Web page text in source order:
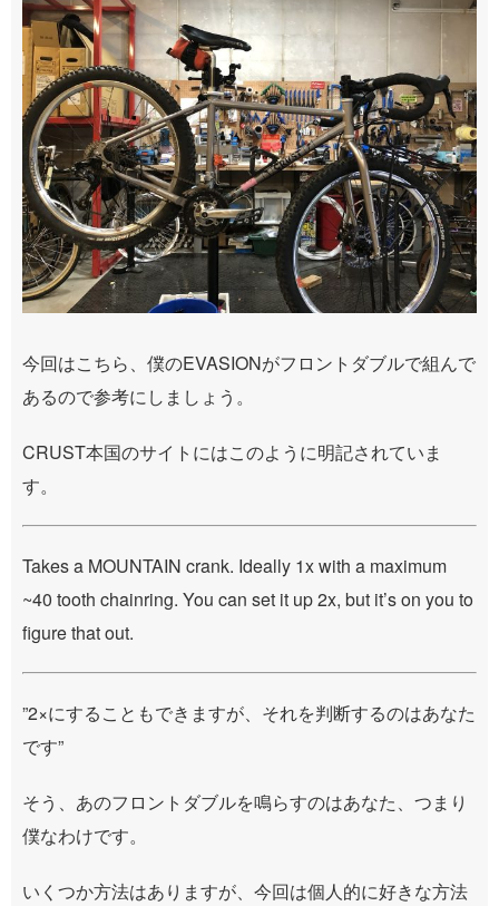
今回はこちら、僕のEVASIONがフロントダブルで組んで
あるので参考にしましょう。
CRUST本国のサイトにはこのように明記されていま
す。
Takes a MOUNTAIN crank. Ideally 1x with a maximum
~40 tooth chainring. You can set it up 2x, but it’s on you to
figure that out.
”2×にすることもできますが、それを判断するのはあなた
です”
そう、あのフロントダブルを鳴らすのはあなた、つまり
僕なわけです。
いくつか方法はありますが、今回は個人的に好きな方法